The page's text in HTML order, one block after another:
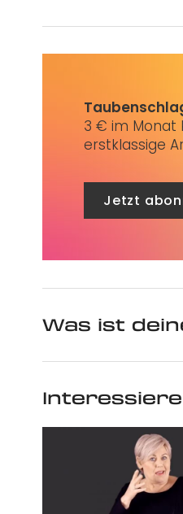
3 € im Monat
erstklassige
Jetzt
Was ist